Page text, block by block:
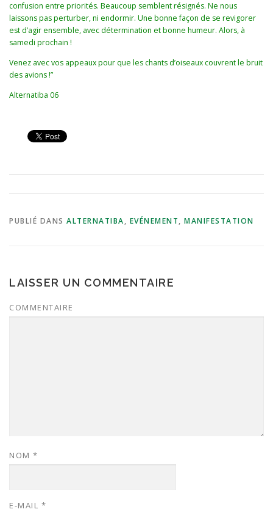
confusion entre priorités. Beaucoup semblent résignés. Ne nous
laissons pas perturber, ni endormir. Une bonne façon de se revigorer
est d’agir ensemble, avec détermination et bonne humeur. Alors, à
samedi prochain !
Venez avec vos appeaux pour que les chants d’oiseaux couvrent le bruit
des avions !”
Alternatiba 06
PUBLIÉ DANS ALTERNATIBA, EVÉNEMENT, MANIFESTATION
LAISSER UN COMMENTAIRE
COMMENTAIRE
NOM *
E-MAIL *